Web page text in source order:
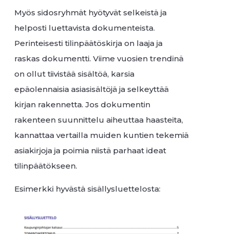
Myös sidosryhmät hyötyvät selkeistä ja
helposti luettavista dokumenteista.
Perinteisesti tilinpäätöskirja on laaja ja
raskas dokumentti. Viime vuosien trendinä
on ollut tiivistää sisältöä, karsia
epäolennaisia asiasisältöjä ja selkeyttää
kirjan rakennetta. Jos dokumentin
rakenteen suunnittelu aiheuttaa haasteita,
kannattaa vertailla muiden kuntien tekemiä
asiakirjoja ja poimia niistä parhaat ideat
tilinpäätökseen.
Esimerkki hyvästä sisällysluettelosta: